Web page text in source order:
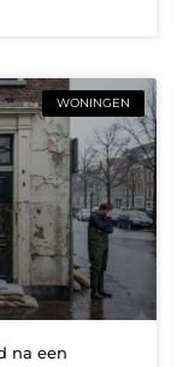
WONINGEN
na een